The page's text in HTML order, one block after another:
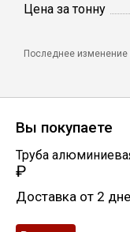
Сетка
Круги
Скобо-
Цена за тонну
Последнее изменение
Вы покупаете
Труба
₽
Доставка от 2